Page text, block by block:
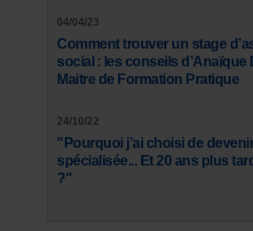
04/04/23
Comment trouver un stage
social : les conseils d’Anaïque
Maitre de Formation Pratique
24/10/22
"Pourquoi j’ai choisi de
spécialisée... Et 20 ans plus
?"